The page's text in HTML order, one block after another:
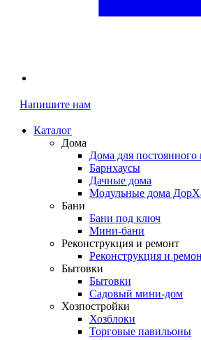
Напишите нам
Каталог
Дома
Дома для
Барнхаусы
Дачные дома
Модульные дома
Бани
Бани под ключ
Мини-бани
Реконструкция и ремонт
Реконструкция и
Бытовки
Бытовки
Садовый мини-дом
Хозпостройки
Хозблоки
Торговые павильоны